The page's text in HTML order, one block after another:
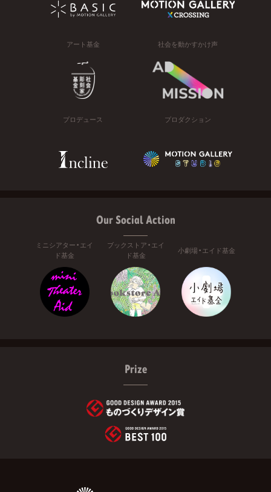
アート基金 社会を動かすかけ声
プロデュース プロダクション
Our Social Action
ミニシアター・エイ
ド基金
ブックストア・エイ
ド基金
小劇場・エイド基金
Prize